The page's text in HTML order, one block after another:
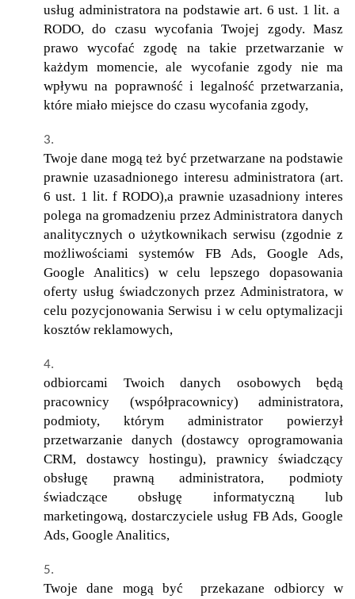
usług administratora na podstawie art. 6 ust. 1 lit. a
RODO, do czasu wycofania Twojej zgody. Masz
prawo wycofać zgodę na takie przetwarzanie w
każdym momencie, ale wycofanie zgody nie ma
wpływu na poprawność i legalność przetwarzania,
które miało miejsce do czasu wycofania zgody,
Twoje dane mogą też być przetwarzane na podstawie
prawnie uzasadnionego interesu administratora (art.
6 ust. 1 lit. f RODO),a prawnie uzasadniony interes
polega na gromadzeniu przez Administratora danych
analitycznych o użytkownikach serwisu (zgodnie z
możliwościami systemów FB Ads, Google Ads,
Google Analitics) w celu lepszego dopasowania
oferty usług świadczonych przez Administratora, w
celu pozycjonowania Serwisu i w celu optymalizacji
kosztów reklamowych,
odbiorcami Twoich danych osobowych będą
pracownicy (współpracownicy) administratora,
podmioty, którym administrator powierzył
przetwarzanie danych (dostawcy oprogramowania
CRM, dostawcy hostingu), prawnicy świadczący
obsługę prawną administratora, podmioty
świadczące obsługę informatyczną lub
marketingową, dostarczyciele usług FB Ads, Google
Ads, Google Analitics,
Twoje dane mogą być przekazane odbiorcy w